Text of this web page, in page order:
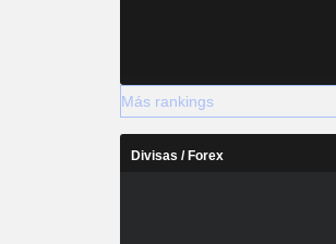
Más rankings
Divisas / Forex